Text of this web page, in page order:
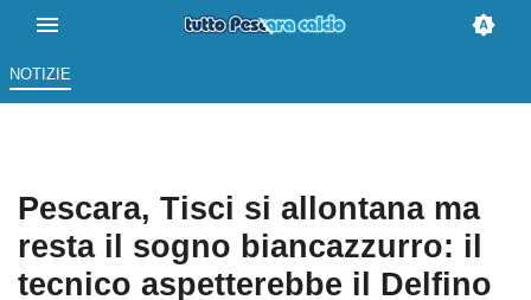
NOTIZIE
Pescara, Tisci si allontana ma
resta il sogno biancazzurro: il
tecnico aspetterebbe il Delfino